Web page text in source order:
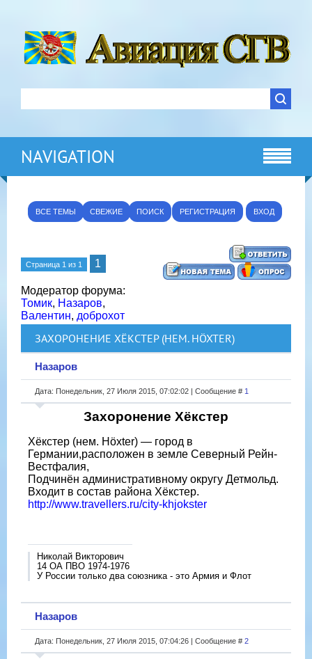
NAVIGATION
ВСЕ ТЕМЫ СВЕЖИЕ ПОИСК РЕГИСТРАЦИЯ ВХОД
Страница 1 из 1 1
Модератор форума:
Томик, Назаров,
Валентин, доброхот
ЗАХОРОНЕНИЕ ХЁКСТЕР (НЕМ. HÖXTER)
Назаров
Дата: Понедельник, 27 Июля 2015, 07:02:02 | Сообщение # 1
Захоронение Хёкстер
Хёкстер (нем. Höxter) — город в
Германии,расположен в земле Северный Рейн-
Вестфалия,
Подчинён административному округу Детмольд.
Входит в состав района Хёкстер.
http://www.travellers.ru/city-khjokster
Николай Викторович
14 ОА ПВО 1974-1976
У России только два союзника - это Армия и Флот
Назаров
Дата: Понедельник, 27 Июля 2015, 07:04:26 | Сообщение # 2